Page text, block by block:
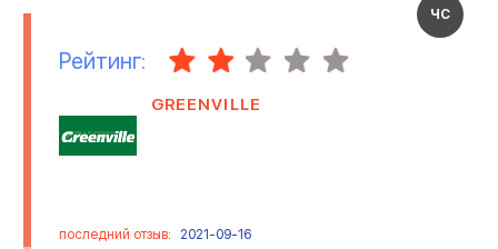
ОРГАНИЗАЦИЯ ПРАЗДНИКОВ
ЛЕГКАЯ ПРОМЫШЛЕННОСТЬ
ЧС
Рейтинг:
GREENVILLE
последний отзыв: 2021-09-16